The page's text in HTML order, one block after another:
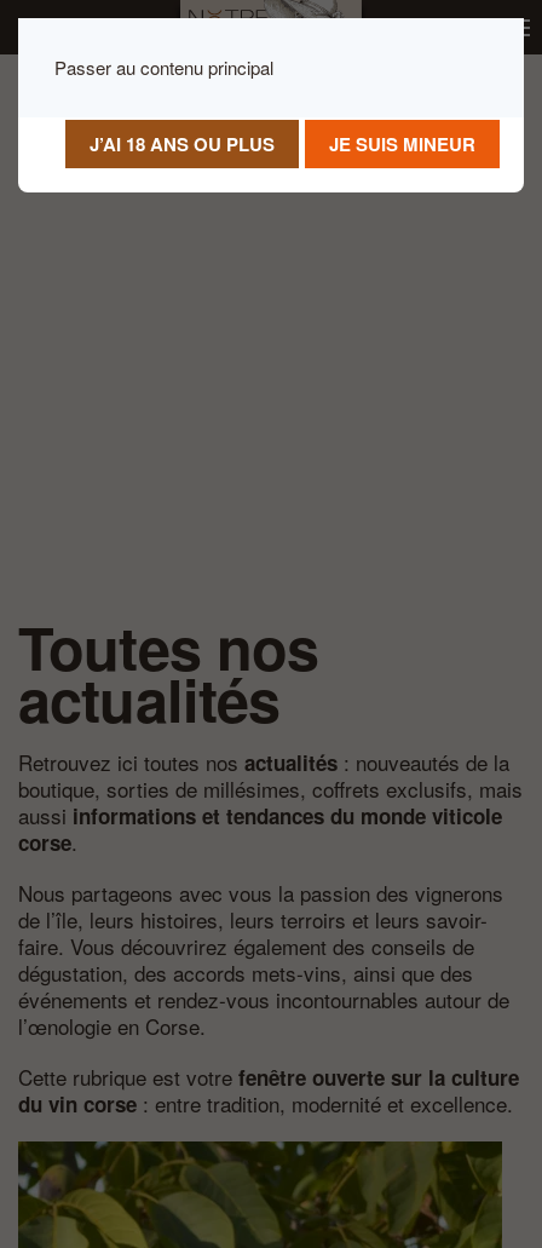
Passer au contenu principal
Toutes nos
actualités
Retrouvez ici toutes nos actualités : nouveautés de la
boutique, sorties de millésimes, coffrets exclusifs, mais
aussi informations et tendances du monde viticole
corse.
Nous partageons avec vous la passion des vignerons
de l’île, leurs histoires, leurs terroirs et leurs savoir-
faire. Vous découvrirez également des conseils de
dégustation, des accords mets-vins, ainsi que des
événements et rendez-vous incontournables autour de
l’œnologie en Corse.
Cette rubrique est votre fenêtre ouverte sur la culture
du vin corse : entre tradition, modernité et excellence.
La vente d’alcool est réservée aux personnes
majeures.
J’AI 18 ANS OU PLUS JE SUIS MINEUR